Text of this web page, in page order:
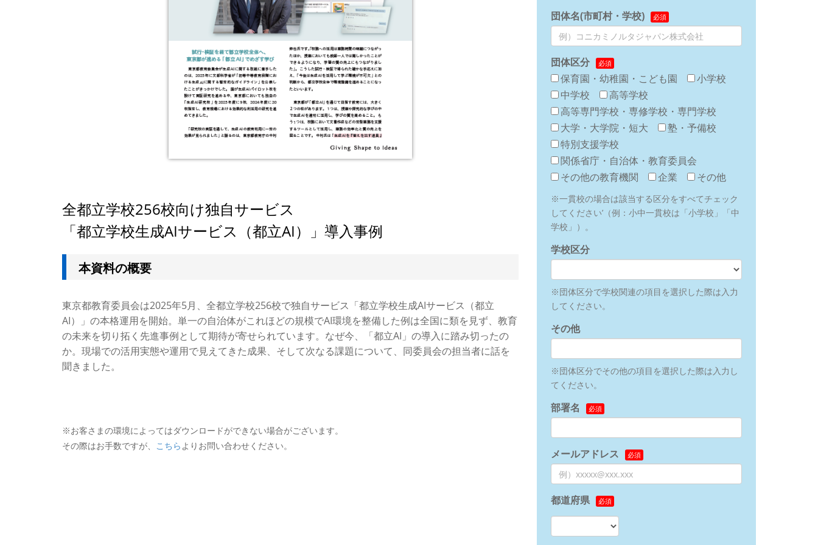
全都立学校256校向け独自サービス
「都立学校生成AIサービス（都立AI）」導入事例
本資料の概要
東京都教育委員会は2025年5月、全都立学校256校で独自サービス「都立学校生成AIサービス（都立
AI）」の本格運用を開始。単一の自治体がこれほどの規模でAI環境を整備した例は全国に類を見ず、教育
の未来を切り拓く先進事例として期待が寄せられています。なぜ今、「都立AI」の導入に踏み切ったの
か。現場での活用実態や運用で見えてきた成果、そして次なる課題について、同委員会の担当者に話を
聞きました。
※お客さまの環境によってはダウンロードができない場合がございます。
その際はお手数ですが、
こちら よりお問い合わせください。
団体名(市町村・学校)
団体区分
保育園・幼稚園・こども園
小学校
中学校
高等学校
高等専門学校・専修学校・専門学校
大学・大学院・短大
塾・予備校
特別支援学校
関係省庁・自治体・教育委員会
その他の教育機関
企業 その他
※一貫校の場合は該当する区分をすべてチェック
してください’（例：小中一貫校は「小学校」「中
学校」）。
学校区分
※団体区分で学校関連の項目を選択した際は入力
してください。
その他
※団体区分でその他の項目を選択した際は入力し
てください。
部署名
メールアドレス
都道府県